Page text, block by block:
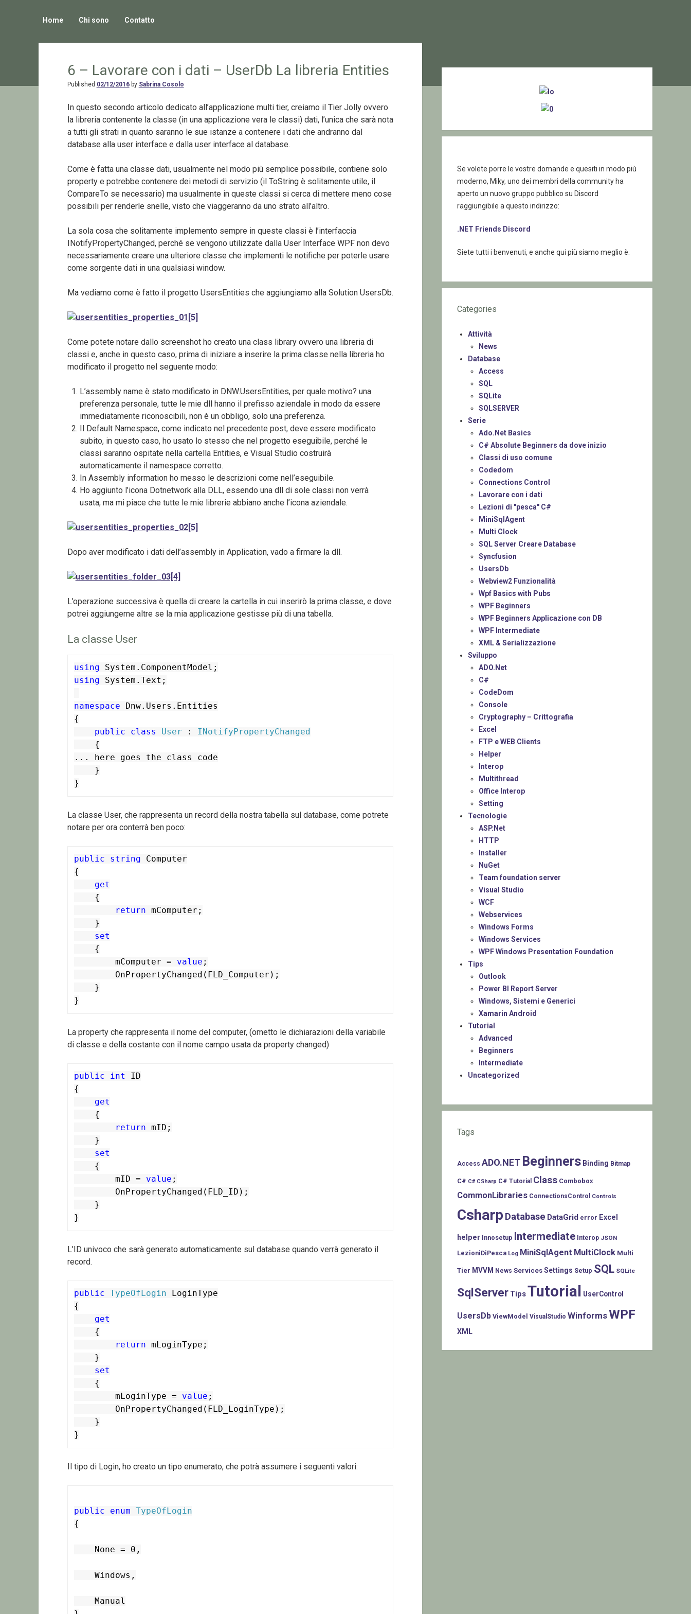
Home Chi sono Contatto
6 – Lavorare con i dati – UserDb La libreria Entities
Published 02/12/2016by Sabrina Cosolo
In questo secondo articolo dedicato all’applicazione multi tier, creiamo il Tier Jolly ovvero
la libreria contenente la classe (in una applicazione vera le classi) dati, l’unica che sarà nota
a tutti gli strati in quanto saranno le sue istanze a contenere i dati che andranno dal
database alla user interface e dalla user interface al database.
Come è fatta una classe dati, usualmente nel modo più semplice possibile, contiene solo
property e potrebbe contenere dei metodi di servizio (il ToString è solitamente utile, il
CompareTo se necessario) ma usualmente in queste classi si cerca di mettere meno cose
possibili per renderle snelle, visto che viaggeranno da uno strato all’altro.
La sola cosa che solitamente implemento sempre in queste classi è l’interfaccia
INotifyPropertyChanged, perché se vengono utilizzate dalla User Interface WPF non devo
necessariamente creare una ulteriore classe che implementi le notifiche per poterle usare
come sorgente dati in una qualsiasi window.
Ma vediamo come è fatto il progetto UsersEntities che aggiungiamo alla Solution UsersDb.
Come potete notare dallo screenshot ho creato una class library ovvero una libreria di
classi e, anche in questo caso, prima di iniziare a inserire la prima classe nella libreria ho
modificato il progetto nel seguente modo:
L’assembly name è stato modificato in DNW.UsersEntities, per quale motivo? una
preferenza personale, tutte le mie dll hanno il prefisso aziendale in modo da essere
immediatamente riconoscibili, non è un obbligo, solo una preferenza.
Il Default Namespace, come indicato nel precedente post, deve essere modificato
subito, in questo caso, ho usato lo stesso che nel progetto eseguibile, perché le
classi saranno ospitate nella cartella Entities, e Visual Studio costruirà
automaticamente il namespace corretto.
In Assembly information ho messo le descrizioni come nell’eseguibile.
Ho aggiunto l’icona Dotnetwork alla DLL, essendo una dll di sole classi non verrà
usata, ma mi piace che tutte le mie librerie abbiano anche l’icona aziendale.
Dopo aver modificato i dati dell’assembly in Application, vado a firmare la dll.
L’operazione successiva è quella di creare la cartella in cui inserirò la prima classe, e dove
potrei aggiungerne altre se la mia applicazione gestisse più di una tabella.
La classe User
using
using System.Text;
namespace Dnw.Users.Entities
{
public
class User : INotifyPropertyChanged
... here goes the class code
}
La classe User, che rappresenta un record della nostra tabella sul database, come potrete
notare per ora conterrà ben poco:
public string Computer
{
get
return mComputer;
set
        mComputer =
value ;
}
La property che rappresenta il nome del computer, (ometto le dichiarazioni della variabile
di classe e della costante con il nome campo usata da property changed)
public int ID
{
get
return mID;
set
        mID =
value ;
}
L’ID univoco che sarà generato automaticamente sul database quando verrà generato il
record.
public TypeOfLogin LoginType
{
get
return mLoginType;
set
        mLoginType =
value ;
}
Il tipo di Login, ho creato un tipo enumerato, che potrà assumere i seguenti valori:
public enum TypeOfLogin
{
Se volete porre le vostre domande e quesiti in modo più
moderno, Miky, uno dei membri della community ha
aperto un nuovo gruppo pubblico su Discord
raggiungibile a questo indirizzo:
.NET Friends Discord
Siete tutti i benvenuti, e anche qui più siamo meglio è.
Categories
Attività
News
Database
Access
SQL
SQLite
SQLSERVER
Serie
Ado.Net Basics
C# Absolute Beginners da dove inizio
Classi di uso comune
Codedom
Connections Control
Lavorare con i dati
Lezioni di "pesca" C#
MiniSqlAgent
Multi Clock
SQL Server Creare Database
Syncfusion
UsersDb
Webview2 Funzionalità
Wpf Basics with Pubs
WPF Beginners
WPF Beginners Applicazione con DB
WPF Intermediate
XML & Serializzazione
Sviluppo
ADO.Net
C#
CodeDom
Console
Cryptography – Crittografia
Excel
FTP e WEB Clients
Helper
Interop
Multithread
Office Interop
Setting
Tecnologie
ASP.Net
HTTP
Installer
NuGet
Team foundation server
Visual Studio
WCF
Webservices
Windows Forms
Windows Services
WPF Windows Presentation Foundation
Tips
Outlook
Power BI Report Server
Windows, Sistemi e Generici
Xamarin Android
Tutorial
Advanced
Beginners
Intermediate
Uncategorized
Tags
Access ADO.NET Beginners Binding Bitmap
C# C# CSharp C# Tutorial Class Combobox
CommonLibraries ConnectionsControl Controls
Csharp Database DataGrid error Excel
helper Innosetup Intermediate Interop JSON
LezioniDiPesca Log MiniSqlAgent MultiClock Multi
Tier MVVM News Services Settings Setup SQL SQLite
SqlServer TipsTutorial UserControl
UsersDb ViewModel VisualStudio WinformsWPF
XML